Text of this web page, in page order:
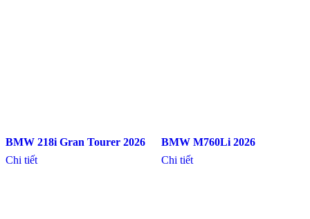
BMW 218i Gran Tourer 2026
Chi tiết
BMW M760Li 2026
Chi tiết